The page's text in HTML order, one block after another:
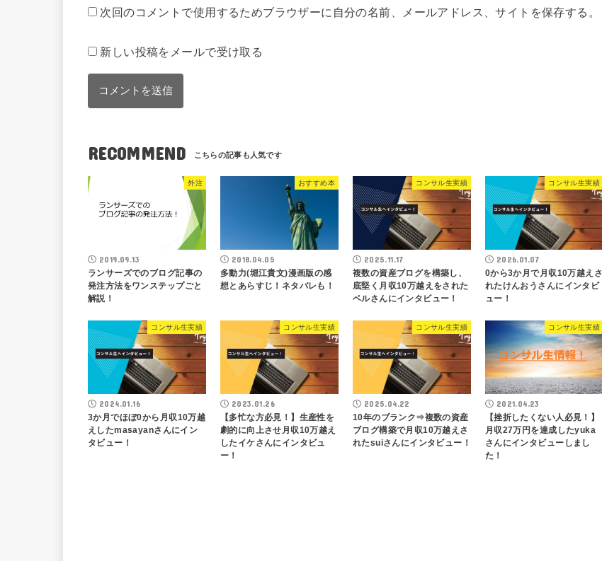
次回のコメントで使用するためブラウザーに自分の名前、メールアドレス、サイトを保存する。
新しい投稿をメールで受け取る
RECOMMEND
外注
2019.09.13
ランサーズでのブログ記事の
発注方法をワンステップごと
解説！
おすすめ本
2018.04.05
多動力(堀江貴文)漫画版の感
想とあらすじ！ネタバレも！
コンサル生実績
2025.11.17
複数の資産ブログを構築し、
底堅く月収10万越えをされた
ベルさんにインタビュー！
コンサル生実績
2026.01.07
0から3か月で月収10万越えさ
れたけんおうさんにインタビ
ュー！
コンサル生実績
2024.01.16
3か月でほぼ0から月収10万越
えしたmasayanさんにイン
タビュー！
コンサル生実績
2023.01.26
【多忙な方必見！】生産性を
劇的に向上させ月収10万越え
したイケさんにインタビュ
ー！
コンサル生実績
2025.04.22
10年のブランク⇒複数の資産
ブログ構築で月収10万越えさ
れたsuiさんにインタビュー！
コンサル生実績
2021.04.23
【挫折したくない人必見！】
月収27万円を達成したyuka
さんにインタビューしまし
た！